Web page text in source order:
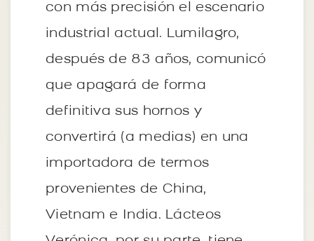
con más precisión el escenario
industrial actual. Lumilagro,
después de 83 años, comunicó
que apagará de forma
definitiva sus hornos y
convertirá (a medias) en una
importadora de termos
provenientes de China,
Vietnam e India. Lácteos